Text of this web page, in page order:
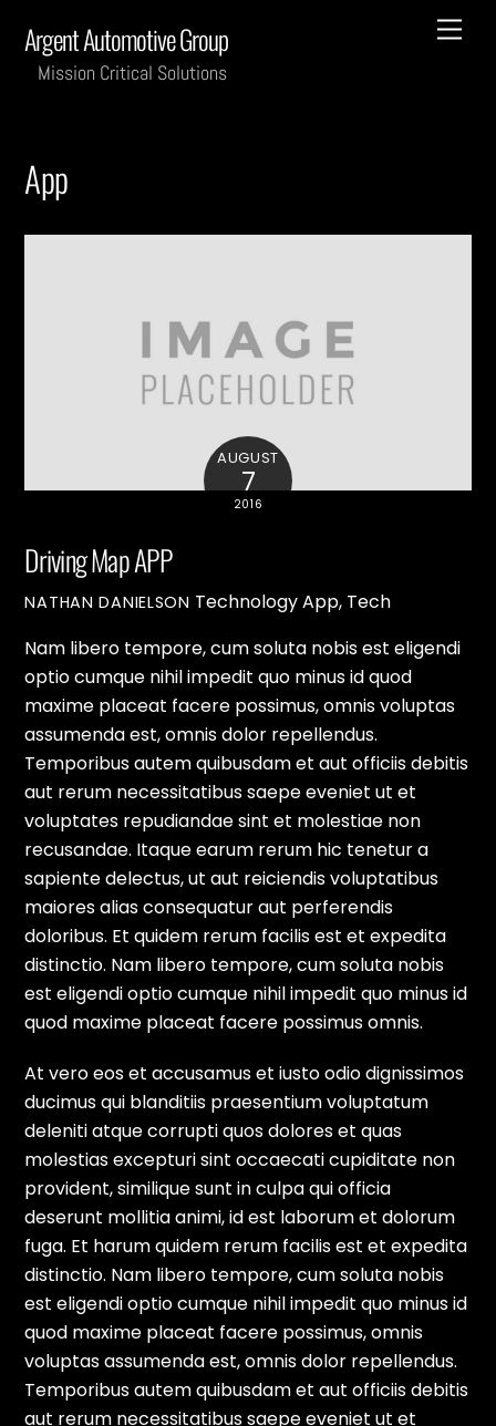
content
Argent Automotive Group
Mission Critical Solutions
App
AUGUST
7
2016
Driving Map APP
NATHAN DANIELSON TechnologyApp, Tech
Nam libero tempore, cum soluta nobis est eligendi
optio cumque nihil impedit quo minus id quod
maxime placeat facere possimus, omnis voluptas
assumenda est, omnis dolor repellendus.
Temporibus autem quibusdam et aut officiis debitis
aut rerum necessitatibus saepe eveniet ut et
voluptates repudiandae sint et molestiae non
recusandae. Itaque earum rerum hic tenetur a
sapiente delectus, ut aut reiciendis voluptatibus
maiores alias consequatur aut perferendis
doloribus. Et quidem rerum facilis est et expedita
distinctio. Nam libero tempore, cum soluta nobis
est eligendi optio cumque nihil impedit quo minus id
quod maxime placeat facere possimus omnis.
At vero eos et accusamus et iusto odio dignissimos
ducimus qui blanditiis praesentium voluptatum
deleniti atque corrupti quos dolores et quas
molestias excepturi sint occaecati cupiditate non
provident, similique sunt in culpa qui officia
deserunt mollitia animi, id est laborum et dolorum
fuga. Et harum quidem rerum facilis est et expedita
distinctio. Nam libero tempore, cum soluta nobis
est eligendi optio cumque nihil impedit quo minus id
quod maxime placeat facere possimus, omnis
voluptas assumenda est, omnis dolor repellendus.
Temporibus autem quibusdam et aut officiis debitis
aut rerum necessitatibus saepe eveniet ut et